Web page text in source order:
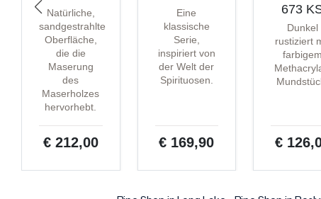
Natürliche,
sandgestrahlte
Oberfläche,
die die
Maserung
des
Maserholzes
hervorhebt.
€ 212,00
Eine
klassische
Serie,
inspiriert von
der Welt der
Spirituosen.
€ 169,90
673
Dunkel
rustiziert
farbigem
€